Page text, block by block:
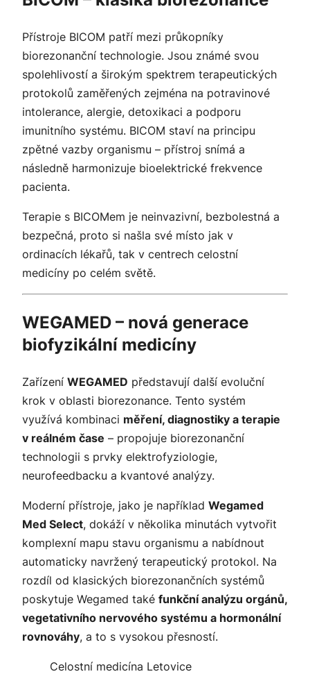
Přístroje BICOM patří mezi průkopníky
biorezonanční technologie. Jsou známé svou
spolehlivostí a širokým spektrem terapeutických
protokolů zaměřených zejména na potravinové
intolerance, alergie, detoxikaci a podporu
imunitního systému. BICOM staví na principu
zpětné vazby organismu – přístroj snímá a
následně harmonizuje bioelektrické frekvence
pacienta.
Terapie s BICOMem je neinvazivní, bezbolestná a
bezpečná, proto si našla své místo jak v
ordinacích lékařů, tak v centrech celostní
medicíny po celém světě.
WEGAMED – nová generace
biofyzikální medicíny
Zařízení WEGAMED představují další evoluční
krok v oblasti biorezonance. Tento systém
využívá kombinaci měření, diagnostiky a terapie
v reálném čase – propojuje biorezonanční
technologii s prvky elektrofyziologie,
neurofeedbacku a kvantové analýzy.
Moderní přístroje, jako je například Wegamed
Med Select, dokáží v několika minutách vytvořit
komplexní mapu stavu organismu a nabídnout
automaticky navržený terapeutický protokol. Na
rozdíl od klasických biorezonančních systémů
poskytuje Wegamed také funkční analýzu orgánů,
vegetativního nervového systému a hormonální
rovnováhy, a to s vysokou přesností.
Celostní medicína Letovice